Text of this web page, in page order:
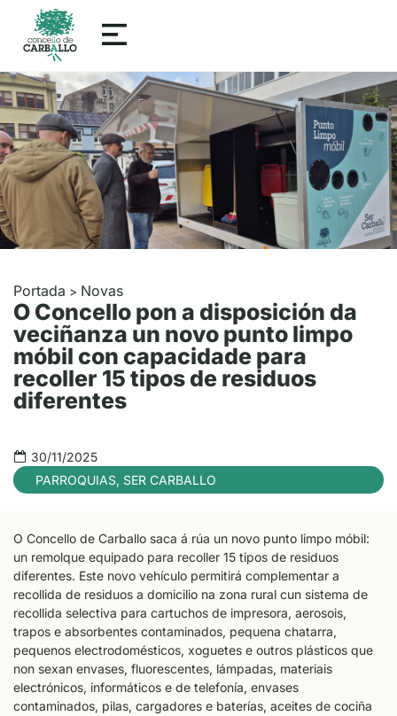
Portada > Novas
O Concello pon a disposición da
veciñanza un novo punto limpo
móbil con capacidade para
recoller 15 tipos de residuos
diferentes
30/11/2025
PARROQUIAS, SER CARBALLO
O Concello de Carballo saca á rúa un novo punto limpo móbil:
un remolque equipado para recoller 15 tipos de residuos
diferentes. Este novo vehículo permitirá complementar a
recollida de residuos a domicilio na zona rural cun sistema de
recollida selectiva para cartuchos de impresora, aerosois,
trapos e absorbentes contaminados, pequena chatarra,
pequenos electrodomésticos, xoguetes e outros plásticos que
non sexan envases, fluorescentes, lámpadas, materiais
electrónicos, informáticos e de telefonía, envases
contaminados, pilas, cargadores e baterías, aceites de cociña